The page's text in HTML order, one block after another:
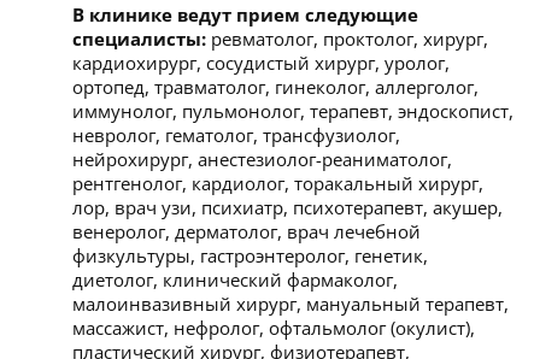
В клинике ведут прием следующие
специалисты: ревматолог, проктолог, хирург,
кардиохирург, сосудистый хирург, уролог,
ортопед, травматолог, гинеколог, аллерголог,
иммунолог, пульмонолог, терапевт, эндоскопист,
невролог, гематолог, трансфузиолог,
нейрохирург, анестезиолог-реаниматолог,
рентгенолог, кардиолог, торакальный хирург,
лор, врач узи, психиатр, психотерапевт, акушер,
венеролог, дерматолог, врач лечебной
физкультуры, гастроэнтеролог, генетик,
диетолог, клинический фармаколог,
малоинвазивный хирург, мануальный терапевт,
массажист, нефролог, офтальмолог (окулист),
пластический хирург, физиотерапевт,